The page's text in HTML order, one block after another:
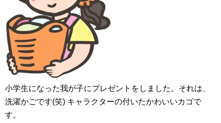
小学生になった我が子にプレゼントをしました。それは、
洗濯かごです(笑) キャラクターの付いたかわいいカゴで
す。